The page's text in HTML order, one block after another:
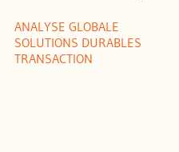
ANALYSE GLOBALE
SOLUTIONS DURABLES
TRANSACTION